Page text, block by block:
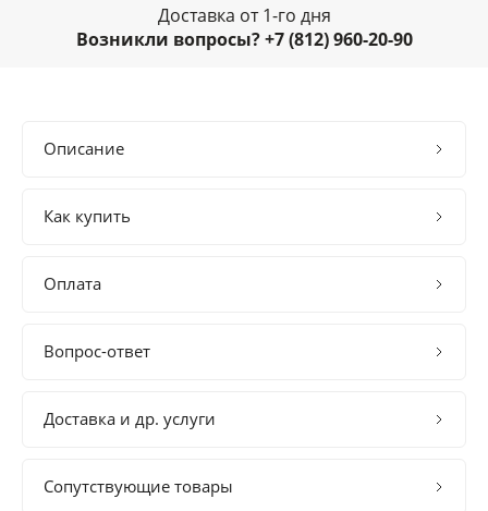
Доставка от 1-го дня
Возникли вопросы? +7 (812) 960-20-90
Описание
Как купить
Оплата
Вопрос-ответ
Доставка и др. услуги
Сопутствующие товары